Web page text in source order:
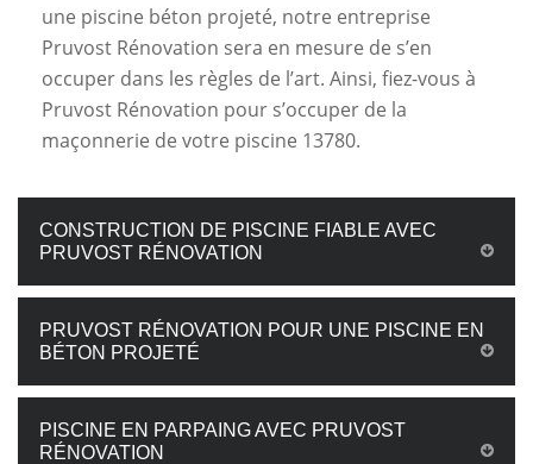
une piscine béton projeté, notre entreprise
Pruvost Rénovation sera en mesure de s’en
occuper dans les règles de l’art. Ainsi, fiez-vous à
Pruvost Rénovation pour s’occuper de la
maçonnerie de votre piscine 13780.
CONSTRUCTION DE PISCINE FIABLE AVEC
PRUVOST RÉNOVATION
PRUVOST RÉNOVATION POUR UNE PISCINE EN
BÉTON PROJETÉ
PISCINE EN PARPAING AVEC PRUVOST
RÉNOVATION